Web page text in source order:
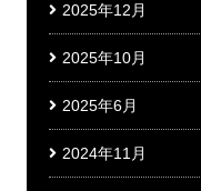
2025年12月
2025年10月
2025年6月
2024年11月